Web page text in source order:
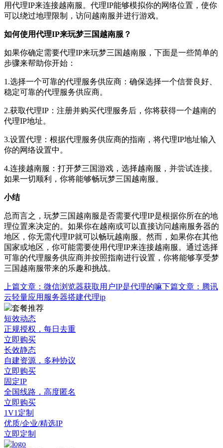
用代理IP来连接越南服。代理IP能够模拟你的网络位置，使你
可以绕过地理限制，访问越南服并进行游戏。
如何使用代理IP来玩梦三国越南服？
如果你确定需要代理IP来玩梦三国越南服，下面是一些简单的
步骤来帮助你开始：
1.选择一个可靠的代理服务供应商：确保选择一个信誉良好、
稳定可靠的代理服务供应商。
2.获取代理IP：注册并购买代理服务后，你将获得一个越南的
代理IP地址。
3.设置代理：根据代理服务供应商的指南，将代理IP地址输入
你的网络设置中。
4.连接越南服：打开梦三国游戏，选择越南服，并尝试连接。
如果一切顺利，你将能够畅玩梦三国越南服。
小结
总而言之，玩梦三国越南服是否需要代理IP是根据你所在的地
理位置来决定的。如果你在越南或可以直接访问越南服务器的
地区，你无需代理IP就可以畅玩越南服。然而，如果你在其他
国家或地区，你可能需要使用代理IP来连接越南服。通过选择
可靠的代理服务供应商并按照指南进行设置，你将能够享受梦
三国越南服带来的乐趣和挑战。
上篇文章： 微信浏览器获取用户IP是代理的嘛下篇文章： 腾讯
云轻量应用服务器搭建代理ip
套餐推荐
短效动态
正规授权，每日去重
立即购买
长效静态
自建资源，多种协议
立即购买
固定IP
全国线路，高度匿名
立即购买
1V1定制
优质/企业/精选IP
立即定制